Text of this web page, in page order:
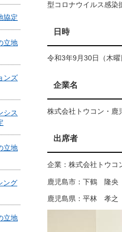
協定
立地
ンズ
シス
立地
ング
立地
型コロナウイルス感染
日時
令和3年9月30日（木
企業名
株式会社トウコン・鹿
出席者
企業：株式会社トウ
鹿児島市：下鶴 隆
鹿児島県：平林 孝之